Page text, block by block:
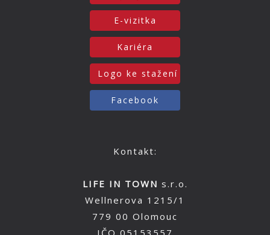
E-vizitka
Kariéra
Logo ke stažení
Facebook
Kontakt:
LIFE IN TOWN s.r.o.
Wellnerova 1215/1
779 00 Olomouc
IČO 05153557